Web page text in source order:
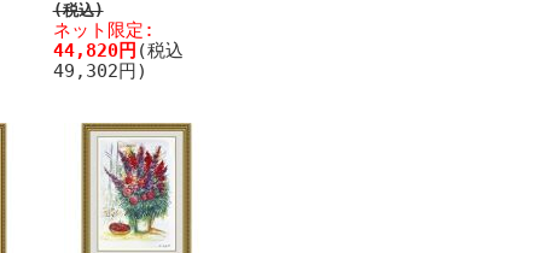
(税込)
ネット限定:
44,820円 (税込
49,302円)